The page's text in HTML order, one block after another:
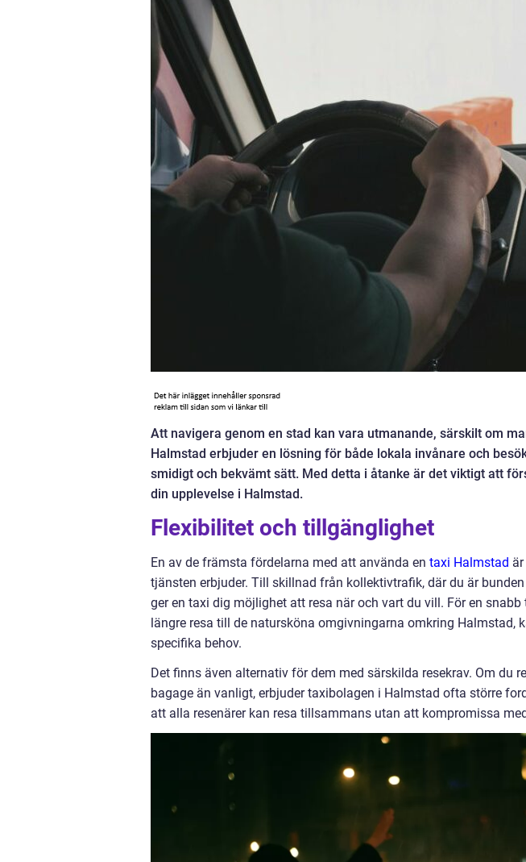
Att navigera genom en stad kan vara utmanande, särskilt om
Halmstad erbjuder en lösning för både lokala invånare och
smidigt och bekvämt sätt. Med detta i åtanke är det viktigt att
din upplevelse i Halmstad.
Flexibilitet och tillgänglighet
En av de främsta fördelarna med att använda en taxi Halmstad
tjänsten erbjuder. Till skillnad från kollektivtrafik, där du är
ger en taxi dig möjlighet att resa när och vart du vill. För en
längre resa till de natursköna omgivningarna omkring Halmstad,
specifika behov.
Det finns även alternativ för dem med särskilda resekrav. Om du
bagage än vanligt, erbjuder taxibolagen i Halmstad ofta större
att alla resenärer kan resa tillsammans utan att kompromissa